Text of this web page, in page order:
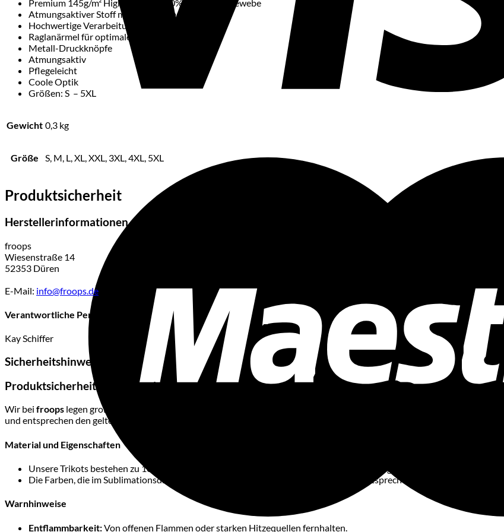
Premium 145g/m² High-Quality 100% Polyester-Gewebe
Atmungsaktiver Stoff mit hohem Tragekomfort
Hochwertige Verarbeitung der Nähte
Raglanärmel für optimalen Komfort
Metall-Druckknöpfe
Atmungsaktiv
Pflegeleicht
Coole Optik
Größen: S – 5XL
Gewicht 0,3 kg
Größe S, M, L, XL, XXL, 3XL, 4XL, 5XL
Produktsicherheit
Herstellerinformationen
froops
Wiesenstraße 14
52353 Düren
E-Mail: info@froops.de
Verantwortliche Person in der EU
Kay Schiffer
Sicherheitshinweise
Produktsicherheit und Hinweise
Wir bei froops legen großen Wert auf die Qualität und Sicherheit unserer Sublimations-Trikots. Unsere Produkte
und entsprechen den geltenden EU-Vorschriften. Damit du lange Freude an deinem Trikot hast, möchten wir dir einige
Material und Eigenschaften
Unsere Trikots bestehen zu 100 % aus Polyester. Dieses Material ist leicht, strapazierfähig und ideal für den Einsatz
Die Farben, die im Sublimationsdruck verwendet werden, sind hautfreundlich und entsprechen den europäischen
Warnhinweise
Entflammbarkeit:Von offenen Flammen oder starken Hitzequellen fernhalten.